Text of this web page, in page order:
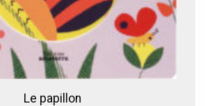
Le papillon